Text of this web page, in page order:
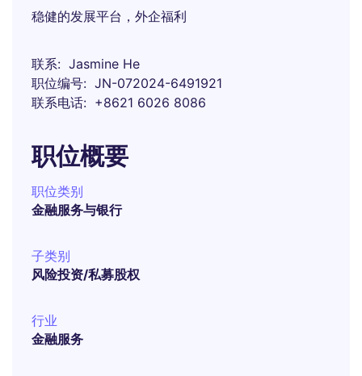
稳健的发展平台，外企福利
联系
Jasmine He
职位编号
JN-072024-6491921
联系电话
+8621 6026 8086
职位概要
职位类别
金融服务与银行
子类别
风险投资/私募股权
行业
金融服务